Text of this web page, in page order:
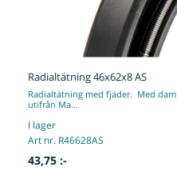
Radialtätning 46x62x8 AS
Radialtätning med fjäder. Med
utifrån Ma...
I lager
Art nr. R46628AS
43,75 :-